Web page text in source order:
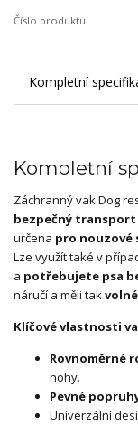
Číslo produktu:
Kompletní
Kompletní
Záchranný vak Dog
bezpečný transport
určena pro nouzové
Lze využít také v
a potřebujete psa
náručí a měli tak
Klíčové vlastnosti
Rovnoměrné
nohy.
Pevné
Univerzální